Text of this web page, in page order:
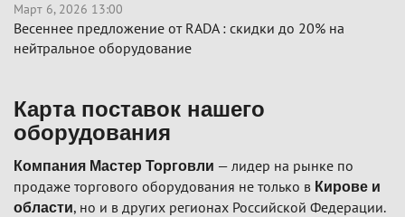
Март 6, 2026 13:00
Весеннее предложение от RADA : скидки до 20% на
нейтральное оборудование
Карта поставок нашего
оборудования
Компания Мастер Торговли — лидер на рынке по
продаже торгового оборудования не только в Кирове и
области, но и в других регионах Российской Федерации.